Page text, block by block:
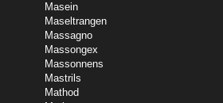
Masein
Maseltrangen
Massagno
Massongex
Massonnens
Mastrils
Mathod